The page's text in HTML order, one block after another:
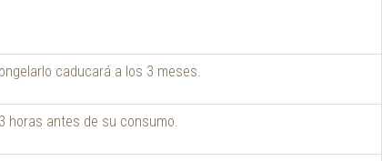
caducará a los 3 meses.
horas antes de su consumo.